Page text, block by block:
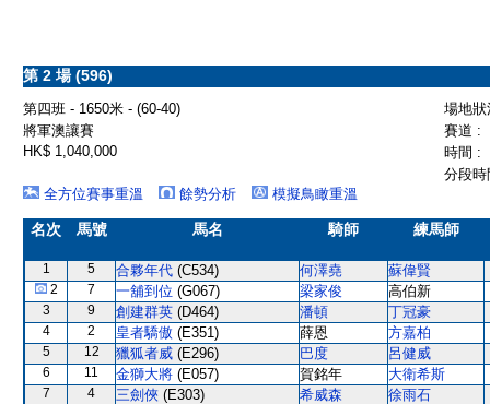
第 2 場 (596)
第四班 - 1650米 - (60-40)
場地
將軍澳讓賽
賽道 :
HK$ 1,040,000
時間 :
分段
全方位賽事重溫
餘勢分析 模擬鳥瞰重溫
名次 馬號 馬名 騎師 練馬師
1 5 合夥年代 (C534) 何澤堯 蘇偉賢
2 7 一舖到位 (G067) 梁家俊 高伯新
3 9 創建群英 (D464) 潘頓 丁冠豪
4 2 皇者驕傲 (E351) 薛恩 方嘉柏
5 12 獵狐者威 (E296) 巴度 呂健威
6 11 金獅大將 (E057) 賀銘年 大衛希斯
7 4 三劍俠 (E303) 希威森 徐雨石